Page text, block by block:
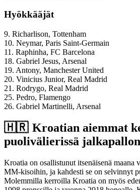
Hyökkääjät
9. Richarlison, Tottenham
10. Neymar, Paris Saint-Germain
11. Raphinha, FC Barcelona
18. Gabriel Jesus, Arsenal
19. Antony, Manchester United
20. Vinicius Junior, Real Madrid
21. Rodrygo, Real Madrid
25. Pedro, Flamengo
26. Gabriel Martinelli, Arsenal
🇭🇷 Kroatian aiemmat
puolivälierissä
Kroatia on osallistunut itsenäisenä maana
MM-kisoihin, ja kahdesti se on selvinnyt
Molemmilla kerroilla Kroatia on myös